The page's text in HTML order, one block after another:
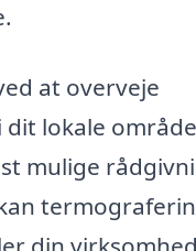
at overveje
lokale
mulige